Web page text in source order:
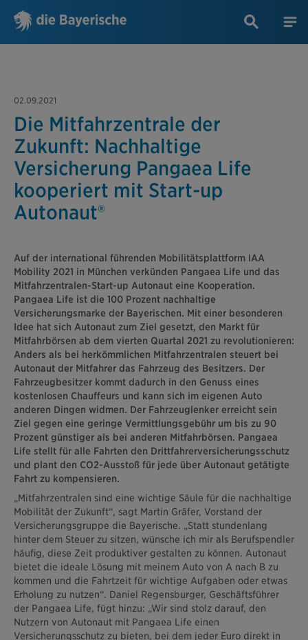
02.09.2021
Die Mitfahrzentrale der
Zukunft: Nachhaltige
Versicherung Pangaea Life
kooperiert mit Start-up
Autonaut®
Auf der international führenden Mobilitätsplattform IAA
Mobility 2021 in München verkünden Pangaea Life und das
Mitfahrzentralen-Start-up Autonaut eine Kooperation.
Pangaea Life ist die 100 Prozent nachhaltige
Versicherungsmarke der Bayerischen. Mit einer besonderen
Idee hat sich Autonaut zum Ziel gesetzt, den Markt für
Mitfahrbörsen ab dem vierten Quartal 2021 zu revolutionieren:
Anders als bei herkömmlichen Mitfahrzentralen steuert bei
Autonaut der Mitfahrer das Fahrzeug des Besitzers. Der
Fahrzeugbesitzer kommt dadurch in den Genuss eines
kostenlosen Chauffeurs und kann sich im eigenen Auto
anderen Dingen widmen. Der Fahrzeuglenker erreicht sein
Ziel gegen eine geringe Vermittlungsgebühr um bis zu 90
Prozent günstiger als bei anderen Mitfahrbörsen. Pangaea
Life stellt für alle Fahrten den Drittfahrerversicherungsschutz
und plant den CO2-Ausstoß für jede über Autonaut getätigte
Fahrt zu kompensieren.
„Mitfahrzentralen sind eine wichtige Säule für die nachhaltige
Mobilität der Zukunft“, sagt Martin Gräfer, Vorstand der
Versicherungsgruppe die Bayerische. „Statt stundenlang
hinter dem Steuer zu sitzen, wünsche ich mir als Berufspendler
häufig, diese Zeit produktiver gestalten zu können. Autonaut
bietet die ideale Lösung mit meinem Auto von A nach B zu
kommen und die Fahrtzeit für wichtige Aufgaben oder etwas
Erholung zu nutzen“. Daniel Regensburger, Geschäftsführer
der Pangaea Life, fügt hinzu: „Wir sind stolz darauf, den
Nutzern von Autonaut mit Pangaea Life einen
Versicherungsschutz zu bieten, bei dem jeder Euro direkt in